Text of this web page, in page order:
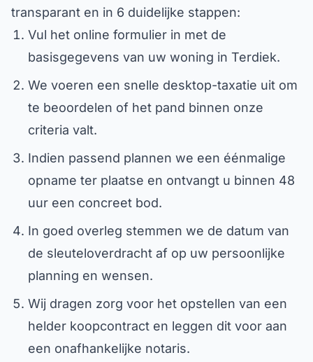
transparant en in 6 duidelijke stappen:
Vul het online formulier in met de
basisgegevens van uw woning in Terdiek.
We voeren een snelle desktop-taxatie uit om
te beoordelen of het pand binnen onze
criteria valt.
Indien passend plannen we een éénmalige
opname ter plaatse en ontvangt u binnen 48
uur een concreet bod.
In goed overleg stemmen we de datum van
de sleuteloverdracht af op uw persoonlijke
planning en wensen.
Wij dragen zorg voor het opstellen van een
helder koopcontract en leggen dit voor aan
een onafhankelijke notaris.